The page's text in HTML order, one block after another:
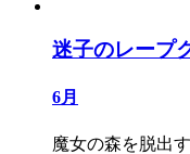
迷子のレープ
6月
魔女の森を脱出